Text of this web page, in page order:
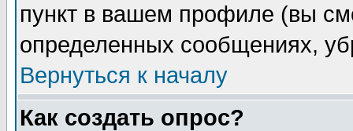
пункт в вашем профиле (вы
определенных сообщениях,
Вернуться к началу
Как создать опрос?